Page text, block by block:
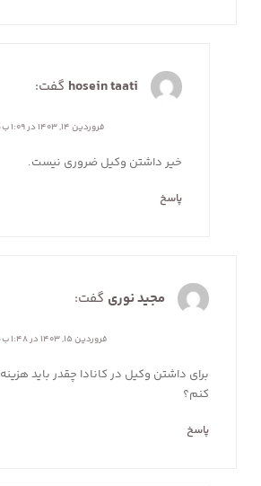
hosein taati گفت:
فروردین ۱۴, ۱۴۰۳ در ۱:۰۹ ب٫ظ
خیر داشتن وکیل ضروری نیست.
پاسخ
مجید نوری گفت:
فروردین ۱۵, ۱۴۰۳ در ۱:۴۸ ب٫ظ
برای داشتن وکیل در کانادا چقدر باید هزینه
کنم؟
پاسخ